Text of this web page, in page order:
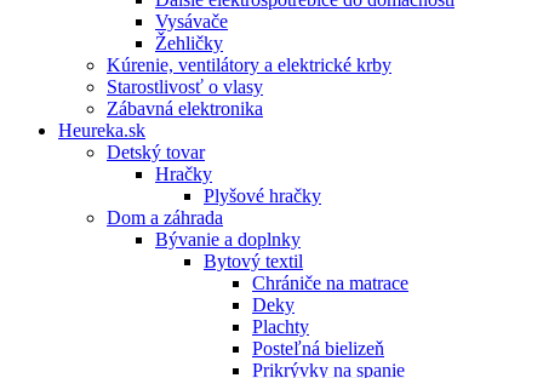
Vysávače
Žehličky
Kúrenie, ventilátory a elektrické krby
Starostlivosť o vlasy
Zábavná elektronika
Heureka.sk
Detský tovar
Hračky
Plyšové hračky
Dom a záhrada
Bývanie a doplnky
Bytový textil
Chrániče na matrace
Deky
Plachty
Posteľná bielizeň
Prikrývky na spanie